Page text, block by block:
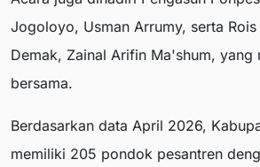
Jogoloyo, Usman Arrumy, serta Rois
Demak, Zainal Arifin Ma'shum, yang
bersama.
Berdasarkan data April 2026,
memiliki 205 pondok pesantren